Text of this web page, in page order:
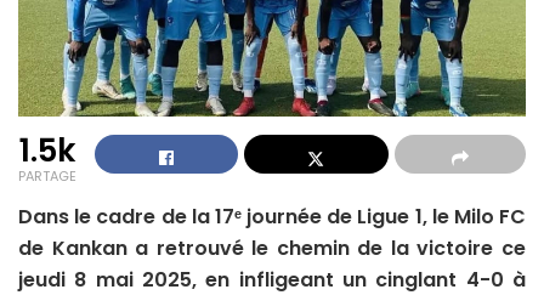
1.5k
PARTAGE
Dans le cadre de la 17ᵉ journée de Ligue 1, le Milo FC
de Kankan a retrouvé le chemin de la victoire ce
jeudi 8 mai 2025, en infligeant un cinglant 4-0 à